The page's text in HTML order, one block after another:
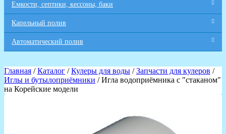
Емкости, септики, кессоны, баки
Капельный полив
Автоматический полив
Главная /Каталог /Кулеры для воды /Запчасти для кулеров /
Иглы и бутылоприёмники / Игла водоприёмника с "стаканом"
на Корейские модели